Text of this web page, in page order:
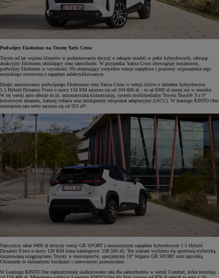
Podwójny Ekobonus na Toyotę Yaris Cross
Toyota od lat wspiera klientów w podejmowaniu decyzji o zakupie modeli w pełni hybrydowych, oferując
atrakcyjny Ekobonus obniżający cenę samochodu. W przypadku Yarisa Cross obowiązuje rozszerzony,
podwójny Ekobonus w wysokości 3% obejmujący wszystkie wersje napędowe i poziomy wyposażenia tego
miejskiego crossovera z napędem zelektryfikowanym.
Dzięki zastosowaniu podwójnego Ekobonusu cena Yarisa Cross w wersji Active z układem hybrydowym
1.5 Hybrid Dynamic Force o mocy 116 KM zaczyna się od 104 600 zł – to aż 6300 zł mniej niż w cenniku.
W tej wersji auto oferuje m.in. automatyczną klimatyzację, system multimedialny Toyota Touch® 3 z 9”
kolorowym ekranem, kamerę cofania oraz inteligentny tempomat adaptacyjny (iACC). W leasingu KINTO One
miesięczna rata netto zaczyna się od 923 zł*.
Najwyższy rabat 9400 zł dotyczy wersji GR SPORT z mocniejszym napędem hybrydowym 1.5 Hybrid
Dynamic Force o mocy 130 KM (cena katalogowa: 138 500 zł). Ten wariant wyróżnia się sportową stylistyką
inspirowaną osiągnięciami Toyoty w motorsporcie, specjalnymi 18” felgami GR SPORT oraz tapicerką
Ultrasuede ze skórzanymi boczkami i czerwonymi przeszyciami.
W Leasingu KINTO One najkorzystniej skalkulowano ratę dla samochodów w wersji Comfort, które kosztują